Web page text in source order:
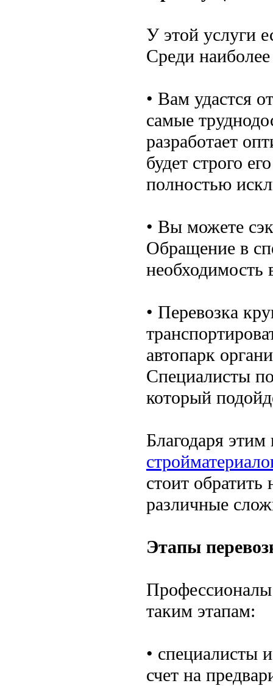
У этой услуги
Среди
• Вам удастся
самые
разработает
будет строго
полностью
• Вы можете
Обращение в
• Перевозка
автопарк
Специалисты
который
Благодаря
стоит
различные
Этапы
Профессионалы
таким этапам:
• специалисты
счет на